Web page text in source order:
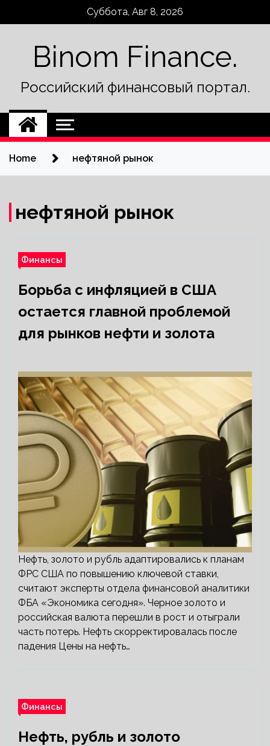
Суббота, Авг 8, 2026
Binom Finance.
Российский финансовый портал.
Home нефтяной рынок
нефтяной рынок
Финансы
Борьба с инфляцией в США
остается главной проблемой
для рынков нефти и золота
Нефть, золото и рубль адаптировались к планам
ФРС США по повышению ключевой ставки,
считают эксперты отдела финансовой аналитики
ФБА «Экономика сегодня». Черное золото и
российская валюта перешли в рост и отыграли
часть потерь. Нефть скорректировалась после
падения Цены на нефть…
Финансы
Нефть, рубль и золото